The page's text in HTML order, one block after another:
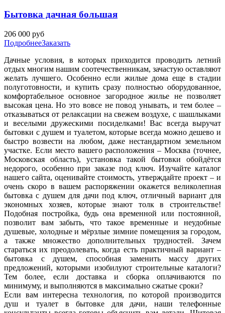
Бытовка дачная большая
206 000 руб
ПодробнееЗаказать
Дачные условия, в которых приходится проводить летний
отдых многим нашим соотечественникам, зачастую оставляют
желать лучшего. Особенно если жилые дома еще в стадии
полуготовности, и купить сразу полностью оборудованное,
комфортабельное основное загородное жилье не позволяет
высокая цена. Но это вовсе не повод унывать, и тем более –
отказываться от релаксации на свежем воздухе, с шашлыками
и веселыми дружескими посиделками! Вас всегда выручат
бытовки с душем и туалетом, которые всегда можно дешево и
быстро возвести на любом, даже нестандартном земельном
участке. Если место вашего расположения – Москва (точнее,
Московская область), установка такой бытовки обойдётся
недорого, особенно при заказе под ключ. Изучайте каталог
нашего сайта, оценивайте стоимость, утверждайте проект – и
очень скоро в вашем распоряжении окажется великолепная
бытовка с душем для дачи под ключ, отличный вариант для
экономных хозяев, которые знают толк в строительстве!
Подобная постройка, будь она временной или постоянной,
позволит вам забыть, что такое временные и неудобные
душевые, холодные и мёрзлые зимние помещения за городом,
а также множество дополнительных трудностей. Зачем
стараться их преодолевать, когда есть практичный вариант –
бытовка с душем, способная заменить массу других
предложений, которыми изобилуют строительные каталоги?
Тем более, если доставка и сборка оплачиваются по
минимуму, и выполняются в максимально сжатые сроки?
Если вам интересна технология, по которой производится
душ и туалет в бытовке для дачи, наши телефонные